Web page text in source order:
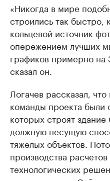
«Никогда в мире
строились так быстро,
кольцевой источник
опережением лучших
графиков примерно
сказал он.
Логачев рассказал,
команды проекта были
которых строят
должную несущую
тяжелых объектов.
производства
технологических